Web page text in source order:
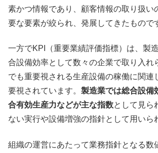
素かつ情報であり、顧客情報の取り扱い
要な要素が絞られ、発展してきたもので
一方でKPI（重要業績評価指標）は、製
合設備効率として数々の企業で取り入れ
でも重要視される生産設備の稼働に関連
要視されています。 製造業では総合設備
合有効生産力などが主な指数として見ら
ない実行や設備増強の指針として用いら
組織の運営にあたって業務指針となる数